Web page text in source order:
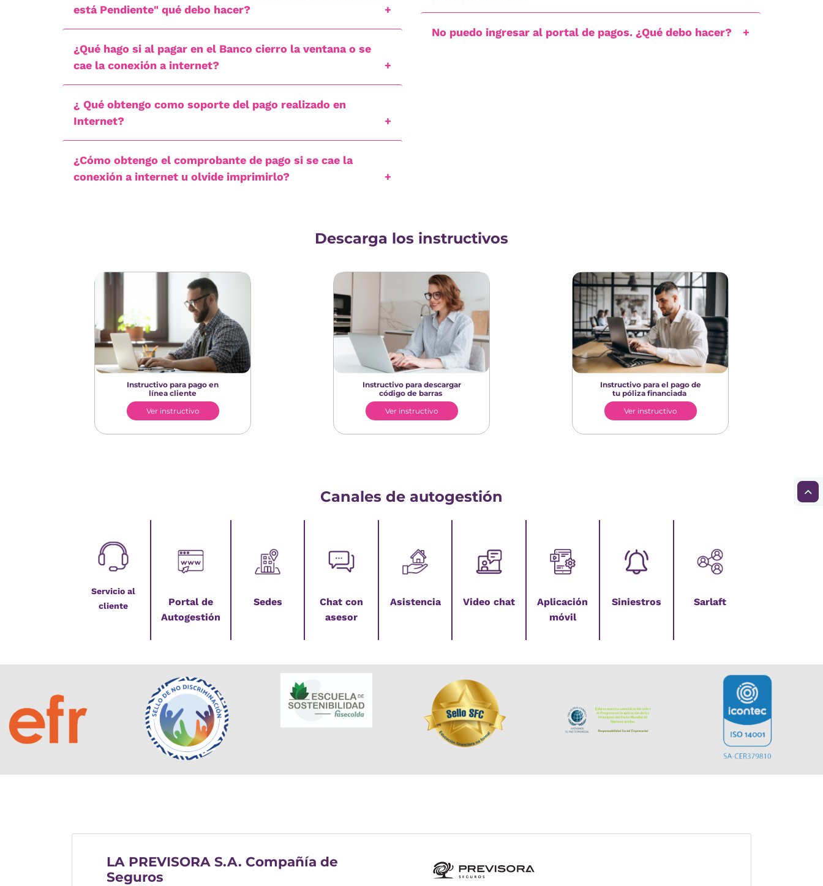
está Pendiente" qué debo hacer?
¿Qué hago si al pagar en el Banco cierro la ventana o se
cae la conexión a internet?
¿ Qué obtengo como soporte del pago realizado en
Internet?
¿Cómo obtengo el comprobante de pago si se cae la
conexión a internet u olvide imprimirlo?
No puedo ingresar al portal de pagos. ¿Qué debo hacer?
Descarga los instructivos
Instructivo para pago en
línea cliente
Ver instructivo
Instructivo para descargar
código de barras
Ver instructivo
Instructivo para el pago de
tu póliza financiada
Ver instructivo
Canales de autogestión
Servicio al
cliente
Portal de
Autogestión
Sedes
Chat con
asesor
Asistencia Video chat
Aplicación
móvil
Siniestros Sarlaft
LA PREVISORA S.A. Compañía de
Seguros